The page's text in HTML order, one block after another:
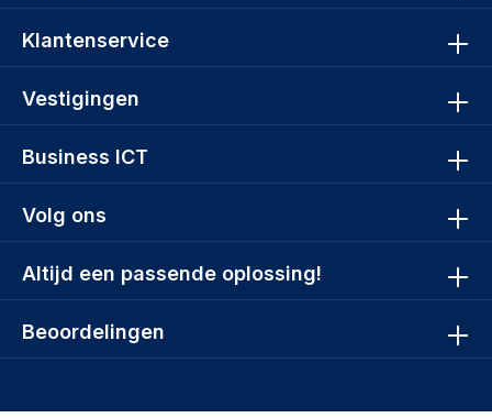
Volg ons
Altijd een passende oplossing!
Klantenservice
Vestigingen
Business ICT
Beoordelingen